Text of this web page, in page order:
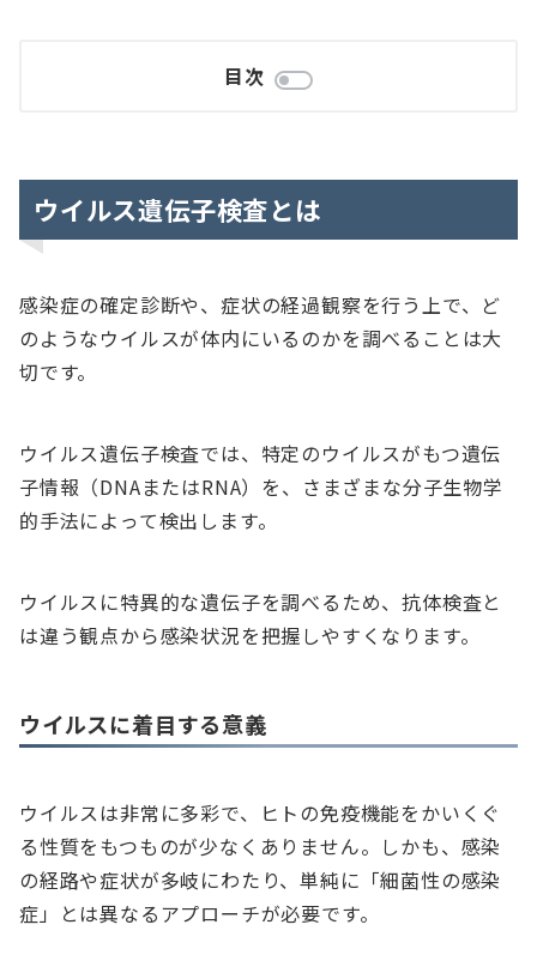
目次
ウイルス遺伝子検査とは
感染症の確定診断や、症状の経過観察を行う上で、ど
のようなウイルスが体内にいるのかを調べることは大
切です。
ウイルス遺伝子検査では、特定のウイルスがもつ遺伝
子情報（DNAまたはRNA）を、さまざまな分子生物学
的手法によって検出します。
ウイルスに特異的な遺伝子を調べるため、抗体検査と
は違う観点から感染状況を把握しやすくなります。
ウイルスに着目する意義
ウイルスは非常に多彩で、ヒトの免疫機能をかいくぐ
る性質をもつものが少なくありません。しかも、感染
の経路や症状が多岐にわたり、単純に「細菌性の感染
症」とは異なるアプローチが必要です。